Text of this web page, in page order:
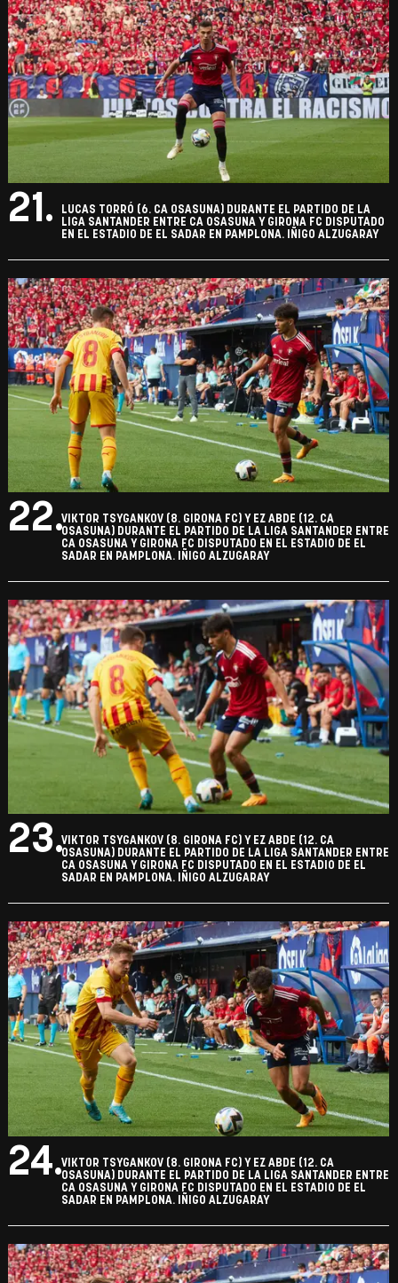
21.
LUCAS TORRÓ (6. CA OSASUNA) DURANTE EL PARTIDO DE LA
LIGA SANTANDER ENTRE CA OSASUNA Y GIRONA FC DISPUTADO
EN EL ESTADIO DE EL SADAR EN PAMPLONA. IÑIGO ALZUGARAY
22.VIKTOR TSYGANKOV (8. GIRONA FC) Y EZ ABDE (12. CA
OSASUNA) DURANTE EL PARTIDO DE LA LIGA SANTANDER ENTRE
CA OSASUNA Y GIRONA FC DISPUTADO EN EL ESTADIO DE EL
SADAR EN PAMPLONA. IÑIGO ALZUGARAY
23.VIKTOR TSYGANKOV (8. GIRONA FC) Y EZ ABDE (12. CA
OSASUNA) DURANTE EL PARTIDO DE LA LIGA SANTANDER ENTRE
CA OSASUNA Y GIRONA FC DISPUTADO EN EL ESTADIO DE EL
SADAR EN PAMPLONA. IÑIGO ALZUGARAY
24.VIKTOR TSYGANKOV (8. GIRONA FC) Y EZ ABDE (12. CA
OSASUNA) DURANTE EL PARTIDO DE LA LIGA SANTANDER ENTRE
CA OSASUNA Y GIRONA FC DISPUTADO EN EL ESTADIO DE EL
SADAR EN PAMPLONA. IÑIGO ALZUGARAY